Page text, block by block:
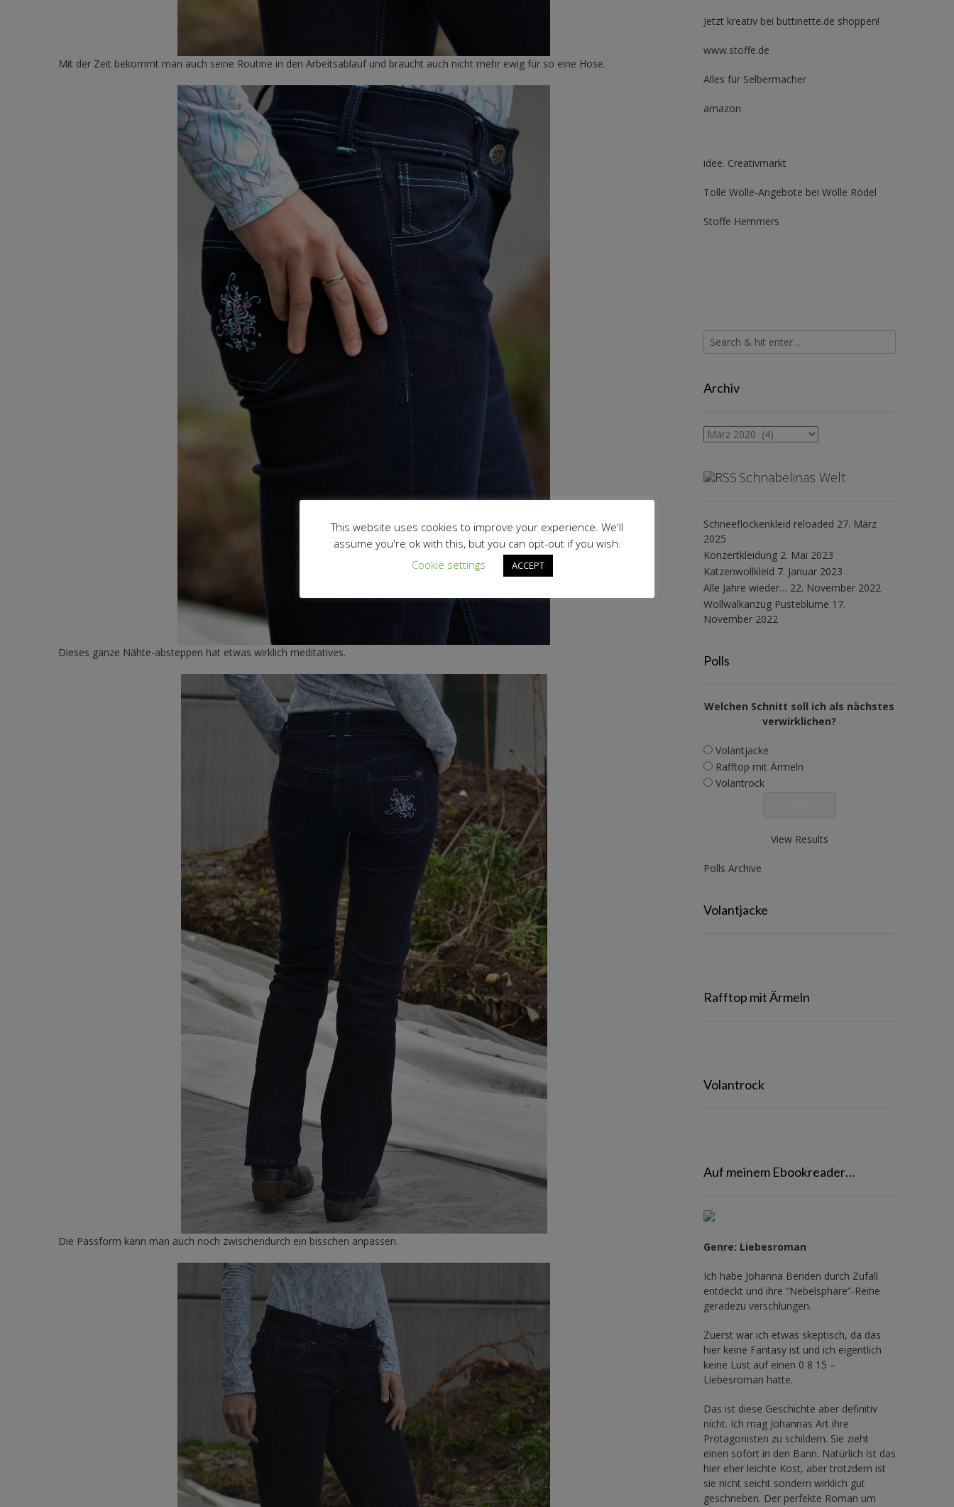
Mit der Zeit bekommt man auch seine Routine in den Arbeitsablauf und braucht auch nicht mehr ewig für so eine Hose.
Dieses ganze Nähte-absteppen hat etwas wirklich meditatives.
Die Passform kann man auch noch zwischendurch ein bisschen anpassen.
Jetzt kreativ bei buttinette.de shoppen!
www.stoffe.de
Alles für Selbermacher
amazon
idee. Creativmarkt
Tolle Wolle-Angebote bei Wolle Rödel
Stoffe Hemmers
Archiv
Archiv
Schnabelinas Welt
Schneeflockenkleid reloaded 27. März
2025
Konzertkleidung 2. Mai 2023
Katzenwollkleid 7. Januar 2023
Alle Jahre wieder… 22. November 2022
Wollwalkanzug Pusteblume 17.
November 2022
Polls
Welchen Schnitt soll ich als nächstes
verwirklichen?
Volantjacke
Rafftop mit Ärmeln
Volantrock
View Results
Polls Archive
Volantjacke
Rafftop mit Ärmeln
Volantrock
Auf meinem Ebookreader…
Genre: Liebesroman
Ich habe Johanna Benden durch Zufall
entdeckt und ihre “Nebelsphäre”-Reihe
geradezu verschlungen.
Zuerst war ich etwas skeptisch, da das
hier keine Fantasy ist und ich eigentlich
keine Lust auf einen 0 8 15 –
Liebesroman hatte.
Das ist diese Geschichte aber definitiv
nicht. Ich mag Johannas Art ihre
Protagonisten zu schildern. Sie zieht
einen sofort in den Bann. Natürlich ist das
hier eher leichte Kost, aber trotzdem ist
sie nicht seicht sondern wirklich gut
geschrieben. Der perfekte Roman um
This website uses cookies to improve your experience. We'll
assume you're ok with this, but you can opt-out if you wish.
Cookie settings
ACCEPT